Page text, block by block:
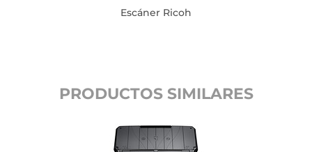
Escáner Ricoh
PRODUCTOS SIMILARES